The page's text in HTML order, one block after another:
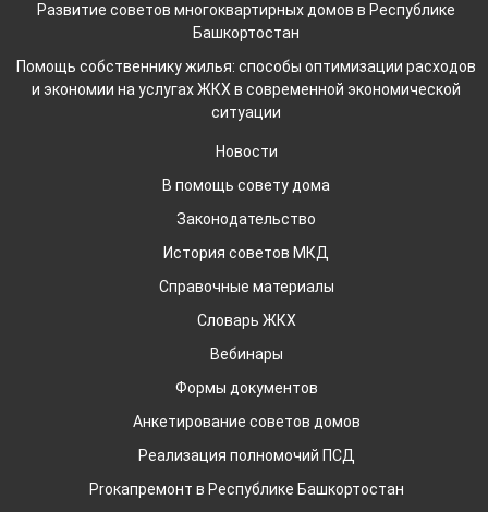
Развитие советов многоквартирных домов в Республике
Башкортостан
Помощь собственнику жилья: способы оптимизации расходов
и экономии на услугах ЖКХ в современной экономической
ситуации
Новости
В помощь совету дома
Законодательство
История советов МКД
Справочные материалы
Словарь ЖКХ
Вебинары
Формы документов
Анкетирование советов домов
Реализация полномочий ПСД
Proкапремонт в Республике Башкортостан